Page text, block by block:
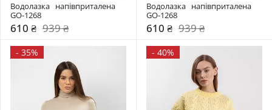
Водолазка   напівприталена
GO-1268
610 ₴ 939 ₴
Водолазка   напівприталена
GO-1268
610 ₴ 939 ₴
- 35% - 40%